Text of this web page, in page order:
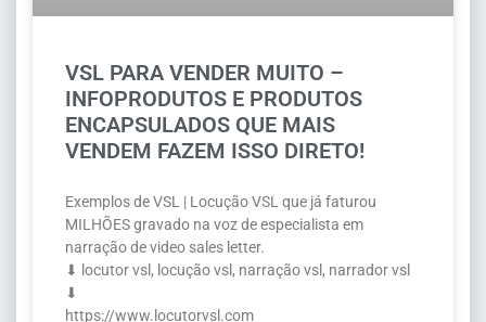
VSL PARA VENDER MUITO –
INFOPRODUTOS E PRODUTOS
ENCAPSULADOS QUE MAIS
VENDEM FAZEM ISSO DIRETO!
Exemplos de VSL | Locução VSL que já faturou
MILHÕES gravado na voz de especialista em
narração de video sales letter.
⬇ locutor vsl, locução vsl, narração vsl, narrador vsl
⬇
https://www.locutorvsl.com